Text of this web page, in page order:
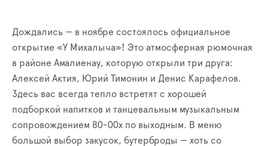
Дождались — в ноябре состоялось официальное
открытие «У Михалыча»! Это атмосферная рюмочная
в районе Амалиенау, которую открыли три друга:
Алексей Актия, Юрий Тимонин и Денис Карафелов.
Здесь вас всегда тепло встретят с хорошей
подборкой напитков и танцевальным музыкальным
сопровождением 80-00х по выходным. В меню
большой выбор закусок, бутерброды — хоть со